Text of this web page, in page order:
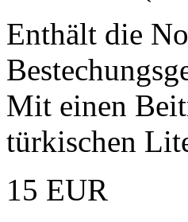
Enthält die
Mit einen
türkischen
15 EUR